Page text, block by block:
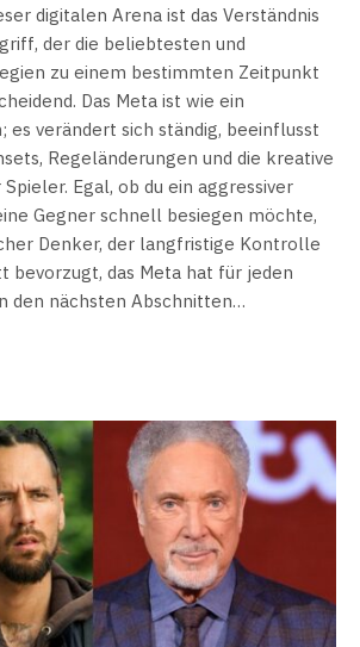
digitalen Arena ist das Verständnis
der die beliebtesten und
zu einem bestimmten Zeitpunkt
Das Meta ist wie ein
es verändert sich ständig, beeinflusst
Regeländerungen und die kreative
Egal, ob du ein aggressiver
Gegner schnell besiegen möchte,
Denker, der langfristige Kontrolle
bevorzugt, das Meta hat für jeden
den nächsten Abschnitten…